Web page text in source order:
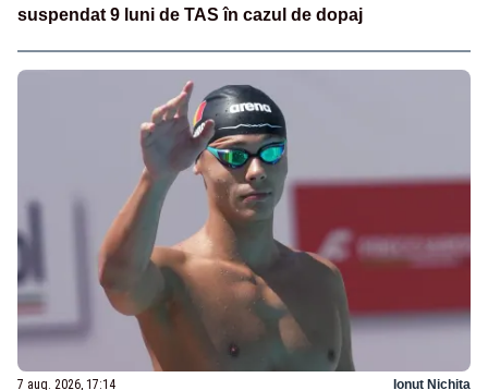
suspendat 9 luni de TAS în cazul de dopaj
7 aug. 2026, 17:14 Ionuț Nichita